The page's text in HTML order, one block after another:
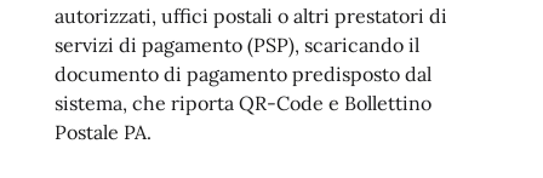
autorizzati, uffici postali o altri prestatori di
servizi di pagamento (PSP), scaricando il
documento di pagamento predisposto dal
sistema, che riporta QR-Code e Bollettino
Postale PA.